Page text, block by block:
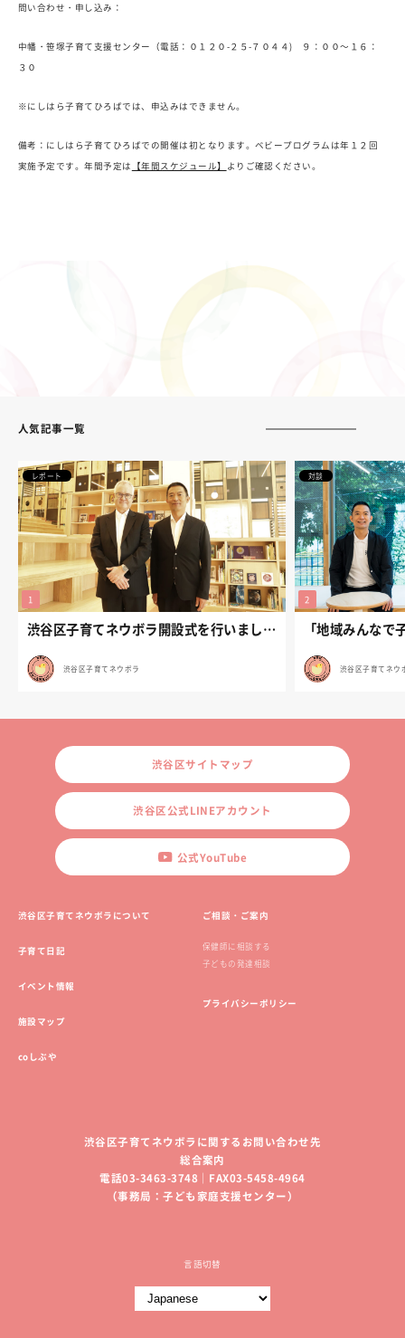
問い合わせ・申し込み：
中幡・笹塚子育て支援センター（電話：０１２０-２５-７０４４) ９：００～１６：
３０
※にしはら子育てひろばでは、申込みはできません。
備考：にしはら子育てひろばでの開催は初となります。ベビープログラムは年１２回
実施予定です。年間予定は 【年間スケジュール】 よりご確認ください。
人気記事一覧
レポート
渋谷区子育てネウボラ開設式を行いました。
渋谷区子育てネウボラ
対談
渋谷区子育てネウ
渋谷区サイトマップ
渋谷区公式LINEアカウント
公式YouTube
渋谷区子育てネウボラについて
子育て日記
イベント情報
施設マップ
coしぶや
ご相談・ご案内
保健師に相談する
子どもの発達相談
プライバシーポリシー
渋谷区子育てネウボラに関するお問い合わせ先
総合案内
電話03-3463-3748｜FAX03-5458-4964
（事務局：子ども家庭支援センター）
言語切替